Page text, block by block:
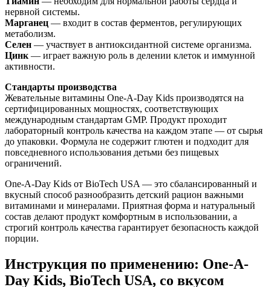
нервной системы.
Марганец — входит в состав ферментов, регулирующих
метаболизм.
Селен — участвует в антиоксидантной системе организма.
Цинк — играет важную роль в делении клеток и иммунной
активности.
Стандарты производства
Жевательные витамины One-A-Day Kids производятся на
сертифицированных мощностях, соответствующих
международным стандартам GMP. Продукт проходит
лабораторный контроль качества на каждом этапе — от сырья
до упаковки. Формула не содержит глютен и подходит для
повседневного использования детьми без пищевых
ограничений.
One-A-Day Kids от BioTech USA — это сбалансированный и
вкусный способ разнообразить детский рацион важными
витаминами и минералами. Приятная форма и натуральный
состав делают продукт комфортным в использовании, а
строгий контроль качества гарантирует безопасность каждой
порции.
Инструкция по применению: One-A-
Day Kids, BioTech USA, со вкусом